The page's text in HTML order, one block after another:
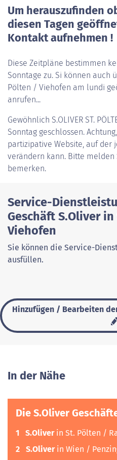
Um herauszufinden
diesen Tagen
Kontakt aufnehmen !
Diese Zeitpläne bestimmen
Sonntage zu. Si können auch
Pölten / Viehofen am lundi
anrufen...
Gewöhnlich S.OLIVER ST.
Sonntag geschlossen.
partizipative Website, auf der
verändern kann. Bitte melden
bemerken.
Service-
Geschäft S.Oliver
Viehofen
Sie können die Service-
ausfüllen.
Hinzufügen / Bearbeiten
In der Nähe
Die S.Oliver
1 S.Oliverin St. Pölten /
2 S.Oliverin Wien /